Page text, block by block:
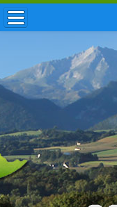
ACCUEIL / INFOS
MUNICIPALITÉ
VIE LOCALE
ENFANCE
TOURISME
HISTOIRE